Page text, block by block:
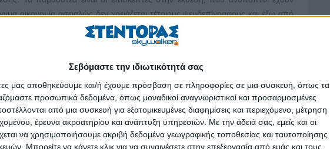
Σεβόμαστε την ιδιωτικότητά σας
μας αποθηκεύουμε και/ή έχουμε πρόσβαση σε πληροφορίες σε μια συσκευή, όπως τα
προσωπικά δεδομένα, όπως μοναδικοί αναγνωριστικοί και προσαρμοσμένες
από μια συσκευή για εξατομικευμένες διαφημίσεις και περιεχόμενο, μέτρηση
έρευνα ακροατηρίου και ανάπτυξη υπηρεσιών. Με την άδειά σας, εμείς και οι
να χρησιμοποιήσουμε ακριβή δεδομένα γεωγραφικής τοποθεσίας και ταυτοποίησης
Μπορείτε να κάνετε κλικ για να συναινέσετε στην επεξεργασία από εμάς και τους
οικονομία ασφαλώς δεν χρειάζεται τέτοιους ψευδεπίγραφους και έξω από
αυτοδιαχείριση και εκφράζεται μέσα από τους φορείς της, όπως προβλέπει
να τεθούν τα κριτήρια επιμόρφωσης του χώρου με ανοικτές προσκλήσεις
μια ΜΚΟ ως αυθαίρετος διαμεσολαβητής όλου του χώρου, καταργείται
με τη συνέργεια του ίδιου του υπουργείου, γεγονός που δεν πρόκειται να
εκπαίδευσε αυτή η ΜΚΟ, αλλά με τους συνεργούς τους στην πραγματικότητα
Μάθετε λοιπόν ότι η έρευνα για όλες τις καθ’ υπέρβαση αναθέσεις